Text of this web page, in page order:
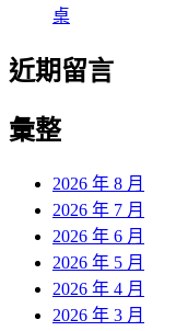
桌
近期留言
彙整
2026 年 8 月
2026 年 7 月
2026 年 6 月
2026 年 5 月
2026 年 4 月
2026 年 3 月